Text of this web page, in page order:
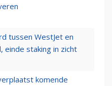
tussen WestJet en
einde staking in zicht
komende